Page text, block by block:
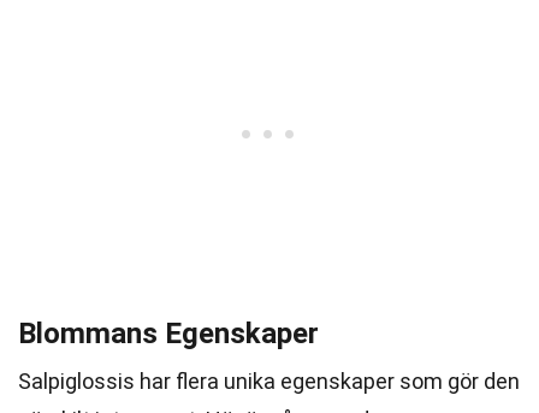
Blommans Egenskaper
Salpiglossis har flera unika egenskaper som gör den